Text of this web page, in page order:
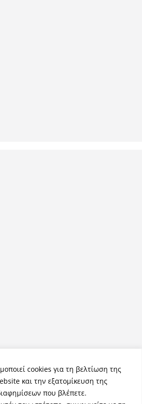
cookies για τη βελτίωση της
και την εξατομίκευση της
που βλέπετε.